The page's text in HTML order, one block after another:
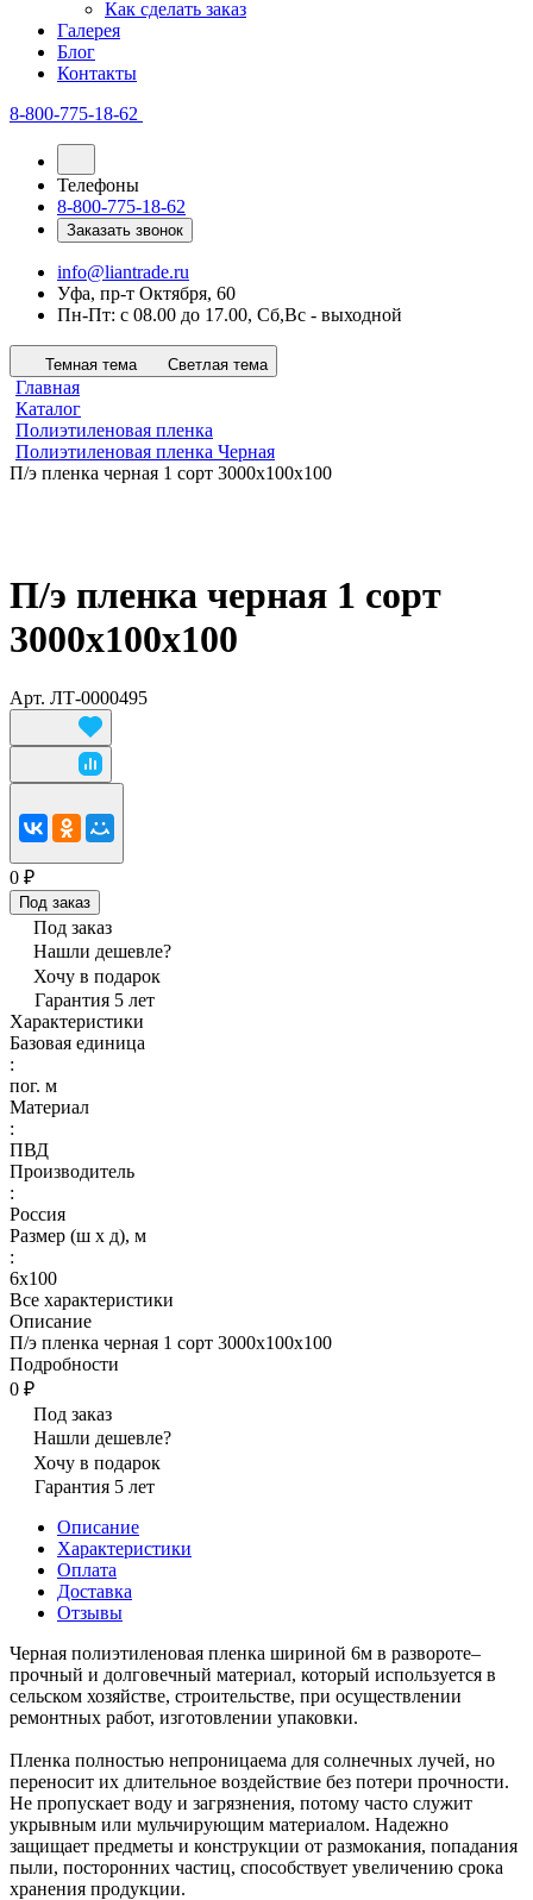
Как сделать заказ
Галерея
Блог
Контакты
8-800-775-18-62
Телефоны
8-800-775-18-62
Заказать звонок
info@liantrade.ru
Уфа, пр-т Октября, 60
Пн-Пт: c 08.00 до 17.00, Cб,Вс - выходной
Темная тема Светлая тема
Главная
Каталог
Полиэтиленовая пленка
Полиэтиленовая пленка Черная
П/э пленка черная 1 сорт 3000х100х100
П/э пленка черная 1 сорт
3000х100х100
Арт. ЛТ-0000495
0 ₽
Под заказ
Под заказ
Нашли дешевле?
Хочу в подарок
Гарантия 5 лет
Характеристики
Базовая единица
:
пог. м
Материал
:
ПВД
Производитель
:
Россия
Размер (ш х д), м
:
6х100
Все характеристики
Описание
П/э пленка черная 1 сорт 3000х100х100
Подробности
0 ₽
Под заказ
Нашли дешевле?
Хочу в подарок
Гарантия 5 лет
Описание
Характеристики
Оплата
Доставка
Отзывы
Черная полиэтиленовая пленка шириной 6м в развороте–
прочный и долговечный материал, который используется в
сельском хозяйстве, строительстве, при осуществлении
ремонтных работ, изготовлении упаковки.
Пленка полностью непроницаема для солнечных лучей, но
переносит их длительное воздействие без потери прочности.
Не пропускает воду и загрязнения, потому часто служит
укрывным или мульчирующим материалом. Надежно
защищает предметы и конструкции от размокания, попадания
пыли, посторонних частиц, способствует увеличению срока
хранения продукции.